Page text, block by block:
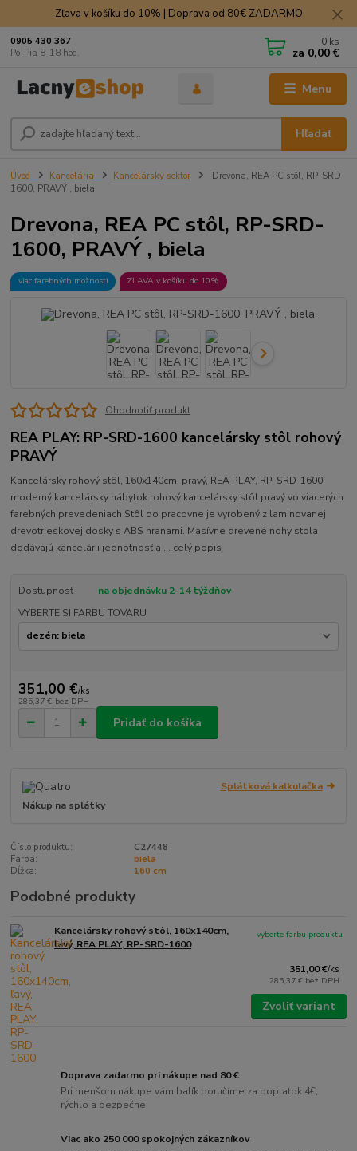
Zľava v košíku do 10% | Doprava od 80€ ZADARMO
Menu
Hľadať
0905 430 367
Po-Pia 8-18 hod.
0 ks
za 0,00 €
Úvod Kancelária Kancelársky sektor
Drevona, REA PC stôl, RP-SRD-
1600, PRAVÝ , biela
Drevona, REA PC stôl, RP-SRD-
1600, PRAVÝ , biela
viac farebných možností ZĽAVA v košíku do 10%
Ohodnotiť produkt
REA PLAY: RP-SRD-1600 kancelársky stôl rohový
PRAVÝ
Kancelársky rohový stôl, 160x140cm, pravý, REA PLAY, RP-SRD-1600
moderný kancelársky nábytok rohový kancelársky stôl pravý vo viacerých
farebných prevedeniach Stôl do pracovne je vyrobený z laminovanej
drevotrieskovej dosky s ABS hranami. Masívne drevené nohy stola
dodávajú kancelárii jednotnosť a ... celý popis
Dostupnosť
na objednávku 2-14 týždňov
VYBERTE SI FARBU TOVARU
351,00 €/ks
285,37 € bez DPH
Pridať do košíka
Splátková kalkulačka
Nákup na splátky
Číslo produktu:
C27448
Farba:
biela
Dĺžka:
160 cm
Podobné produkty
Kancelársky rohový stôl, 160x140cm,
ľavý, REA PLAY, RP-SRD-1600
351,00 €/ks
285,37 € bez DPH
vyberte farbu produktu
Zvoliť variant
Doprava zadarmo pri nákupe nad 80 €
Pri menšom nákupe vám balík doručíme za poplatok 4€,
rýchlo a bezpečne
Viac ako 250 000 spokojných zákazníkov